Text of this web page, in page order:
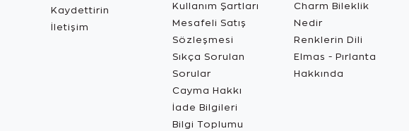
Kaydettirin
İletişim
Kullanım Şartları
Mesafeli Satış
Sözleşmesi
Sıkça Sorulan
Sorular
Cayma Hakkı
İade Bilgileri
Bilgi Toplumu
Charm Bileklik
Nedir
Renklerin Dili
Elmas - Pırlanta
Hakkında